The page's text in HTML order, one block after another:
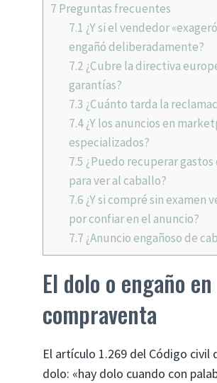
7 Preguntas frecuentes
7.1 ¿Y si el vendedor
engañó deliberadamente?
7.2 ¿Cubre la directiva
garantías?
7.3 ¿Cuánto tarda la
7.4¿Y los anuncios en
especializados?
7.5 ¿Puedo recuperar gastos
para ver al caballo?
7.6 ¿Y si compré sin examen
por confiar en el anuncio?
7.7 ¿Anuncio engañoso de
El dolo o engaño en
compraventa
El artículo 1.269 del Código civil
dolo: «hay dolo cuando con